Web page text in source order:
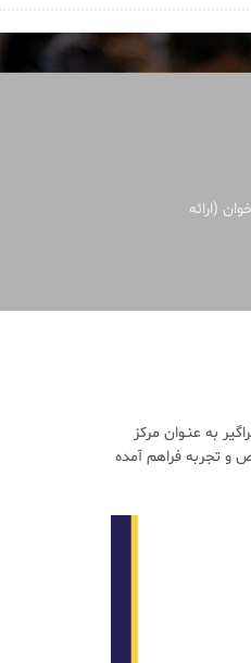
(ارائه
به عنـوان مرکز
و تجربه فراهم آمده